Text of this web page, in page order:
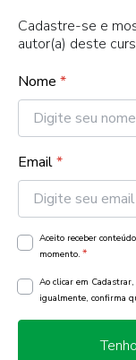
Cadastre-se e
autor(a) deste
Nome *
Email*
Aceito receber
momento. *
Ao clicar em
igualmente, confirma